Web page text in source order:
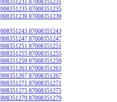
87008351235
87008351239
87008351243
87008351247
87008351251
87008351255
87008351259
87008351263
87008351267
87008351271
87008351275
87008351279